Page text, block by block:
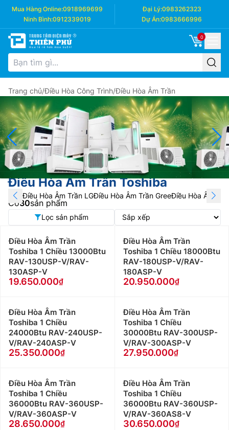
Mua Hàng Online:0918969699 Đại Lý:0983262323
Ninh Bình:0912339019 Dự Án:0983666996
0
Trang chủ/Điều Hòa Công Trình/Điều Hòa Âm Trần
Điều Hòa Âm Trần Toshiba
Điều Hòa Âm Trần LGĐiều Hòa Âm Trần GreeĐiều Hòa Âm
Có30sản phẩm
Lọc sản phẩm
Điều Hòa Âm Trần
Toshiba 1 Chiều 13000Btu
RAV-130USP-V/RAV-
130ASP-V
19.650.000
Điều Hòa Âm Trần
Toshiba 1 Chiều 18000Btu
RAV-180USP-V/RAV-
180ASP-V
20.950.000
Điều Hòa Âm Trần
Toshiba 1 Chiều
24000Btu RAV-240USP-
V/RAV-240ASP-V
25.350.000
Điều Hòa Âm Trần
Toshiba 1 Chiều
30000Btu RAV-300USP-
V/RAV-300ASP-V
27.950.000
Điều Hòa Âm Trần
Toshiba 1 Chiều
36000Btu RAV-360USP-
V/RAV-360ASP-V
28.650.000
Điều Hòa Âm Trần
Toshiba 1 Chiều
36000Btu RAV-360USP-
V/RAV-360AS8-V
30.650.000